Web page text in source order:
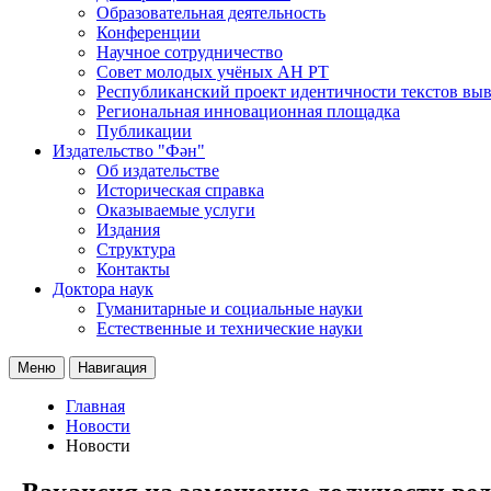
Образовательная деятельность
Конференции
Научное сотрудничество
Совет молодых учёных АН РТ
Республиканский проект идентичности текстов
Региональная инновационная площадка
Публикации
Издательство "Фән"
Об издательстве
Историческая справка
Оказываемые услуги
Издания
Структура
Контакты
Доктора наук
Гуманитарные и социальные науки
Естественные и технические науки
Меню Навигация
Главная
Новости
Новости